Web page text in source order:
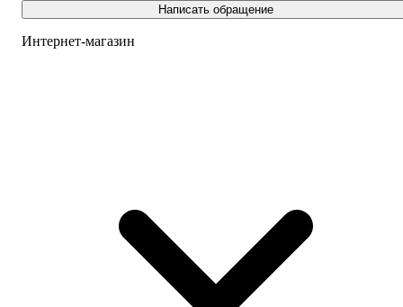
Написать обращение
Интернет-магазин